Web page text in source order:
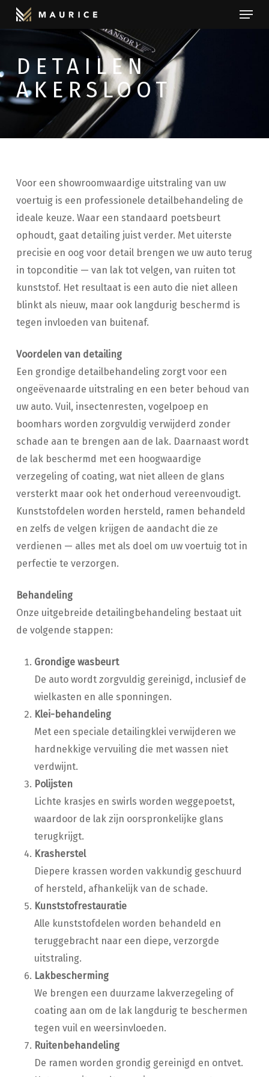
Skip
content
Menu
DETAILEN
AKERSLOOT
Voor een showroomwaardige uitstraling van uw
voertuig is een professionele detailbehandeling de
ideale keuze. Waar een standaard poetsbeurt
ophoudt, gaat detailing juist verder. Met uiterste
precisie en oog voor detail brengen we uw auto terug
in topconditie — van lak tot velgen, van ruiten tot
kunststof. Het resultaat is een auto die niet alleen
blinkt als nieuw, maar ook langdurig beschermd is
tegen invloeden van buitenaf.
Voordelen van detailing
Een grondige detailbehandeling zorgt voor een
ongeëvenaarde uitstraling en een beter behoud van
uw auto. Vuil, insectenresten, vogelpoep en
boomhars worden zorgvuldig verwijderd zonder
schade aan te brengen aan de lak. Daarnaast wordt
de lak beschermd met een hoogwaardige
verzegeling of coating, wat niet alleen de glans
versterkt maar ook het onderhoud vereenvoudigt.
Kunststofdelen worden hersteld, ramen behandeld
en zelfs de velgen krijgen de aandacht die ze
verdienen — alles met als doel om uw voertuig tot in
perfectie te verzorgen.
Behandeling
Onze uitgebreide detailingbehandeling bestaat uit
de volgende stappen:
Grondige wasbeurt
De auto wordt zorgvuldig gereinigd, inclusief de
wielkasten en alle sponningen.
Klei-behandeling
Met een speciale detailingklei verwijderen we
hardnekkige vervuiling die met wassen niet
verdwijnt.
Polijsten
Lichte krasjes en swirls worden weggepoetst,
waardoor de lak zijn oorspronkelijke glans
terugkrijgt.
Krasherstel
Diepere krassen worden vakkundig geschuurd
of hersteld, afhankelijk van de schade.
Kunststofrestauratie
Alle kunststofdelen worden behandeld en
teruggebracht naar een diepe, verzorgde
uitstraling.
Lakbescherming
We brengen een duurzame lakverzegeling of
coating aan om de lak langdurig te beschermen
tegen vuil en weersinvloeden.
Ruitenbehandeling
De ramen worden grondig gereinigd en ontvet.